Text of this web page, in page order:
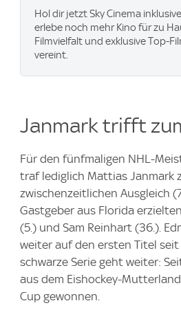
Hol dir jetzt Sky Cinema
erlebe noch mehr Kino für zu
Filmvielfalt und exklusive Top-
vereint.
Janmark trifft
Für den fünfmaligen NHL-
traf lediglich Mattias Janmark
zwischenzeitlichen Ausgleich
Gastgeber aus Florida
(5.) und Sam Reinhart (36.).
weiter auf den ersten Titel seit
schwarze Serie geht weiter:
aus dem Eishockey-
Cup gewonnen.